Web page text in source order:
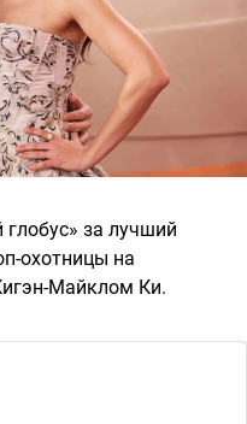
за лучший
охотницы на
Майклом Ки.